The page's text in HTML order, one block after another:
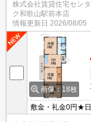
株式会社賃貸住宅セン
ク和歌山駅前本店
情報更新日 2026/08/05
画像：18枚
敷金・礼金0円★